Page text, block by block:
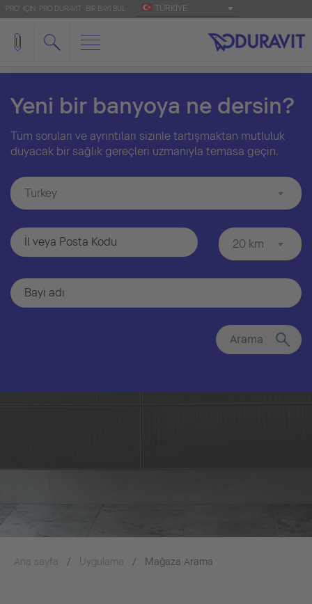
'PRO' IÇIN: PRO.DURAVIT BIR BAYI BUL TÜRKIYE
Yeni bir banyoya ne dersin?
Tüm soruları ve ayrıntıları sizinle tartışmaktan mutluluk
duyacak bir sağlık gereçleri uzmanıyla temasa geçin.
Turkey
20 km
Arama
Ana sayfa Uygulama Mağaza Arama